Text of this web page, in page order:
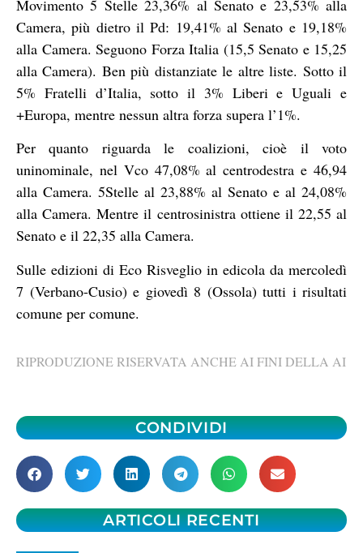
Movimento 5 Stelle 23,36% al Senato e 23,53% alla
Camera, più dietro il Pd: 19,41% al Senato e 19,18%
alla Camera. Seguono Forza Italia (15,5 Senato e 15,25
alla Camera). Ben più distanziate le altre liste. Sotto il
5% Fratelli d’Italia, sotto il 3% Liberi e Uguali e
+Europa, mentre nessun altra forza supera l’1%.
Per quanto riguarda le coalizioni, cioè il voto
uninominale, nel Vco 47,08% al centrodestra e 46,94
alla Camera. 5Stelle al 23,88% al Senato e al 24,08%
alla Camera. Mentre il centrosinistra ottiene il 22,55 al
Senato e il 22,35 alla Camera.
Sulle edizioni di Eco Risveglio in edicola da mercoledì
7 (Verbano-Cusio) e giovedì 8 (Ossola) tutti i risultati
comune per comune.
RIPRODUZIONE RISERVATA ANCHE AI FINI DELLA AI
CONDIVIDI
ARTICOLI RECENTI